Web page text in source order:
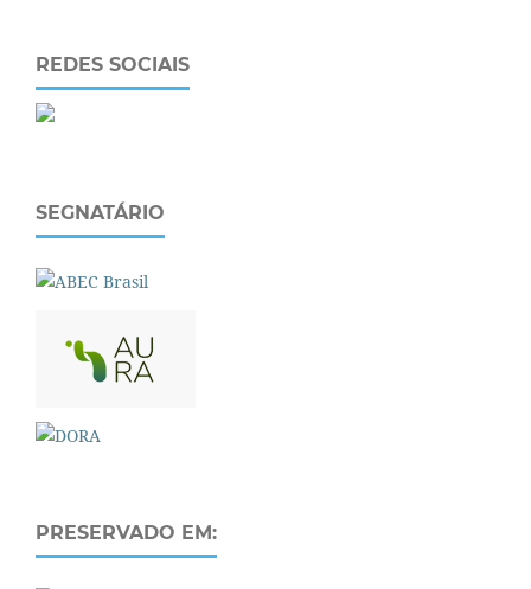
REDES SOCIAIS
SEGNATÁRIO
PRESERVADO EM: